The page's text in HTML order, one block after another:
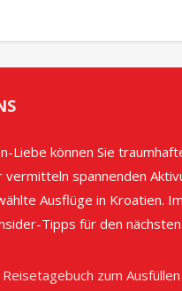
Liebe können Sie
vermitteln spannenden
Ausflüge in Kroatien.
Tipps für den